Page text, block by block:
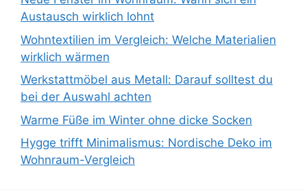
Austausch wirklich lohnt
Wohntextilien im Vergleich: Welche Materialien
wirklich wärmen
Werkstattmöbel aus Metall: Darauf solltest du
bei der Auswahl achten
Warme Füße im Winter ohne dicke Socken
Hygge trifft Minimalismus: Nordische Deko im
Wohnraum-Vergleich